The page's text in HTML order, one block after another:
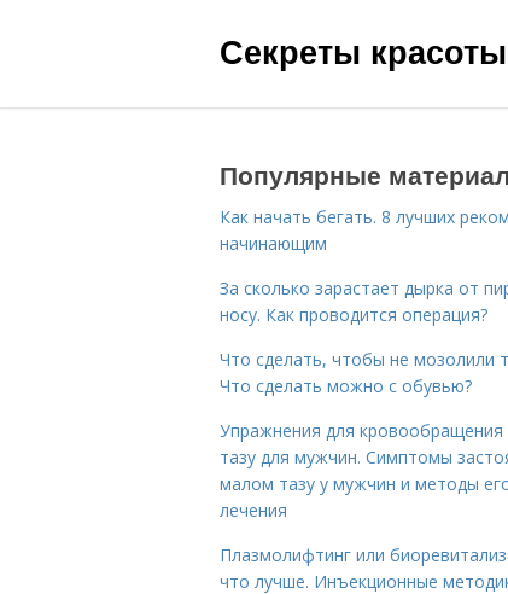
Секреты
Популярные
Как начать бегать. 8 лучших
начинающим
За сколько зарастает дырка от
носу. Как проводится операция?
Что сделать, чтобы не мозолили
Что сделать можно с обувью?
Упражнения для
тазу для мужчин. Симптомы
малом тазу у мужчин и методы
лечения
Плазмолифтинг или
что лучше. Инъекционные